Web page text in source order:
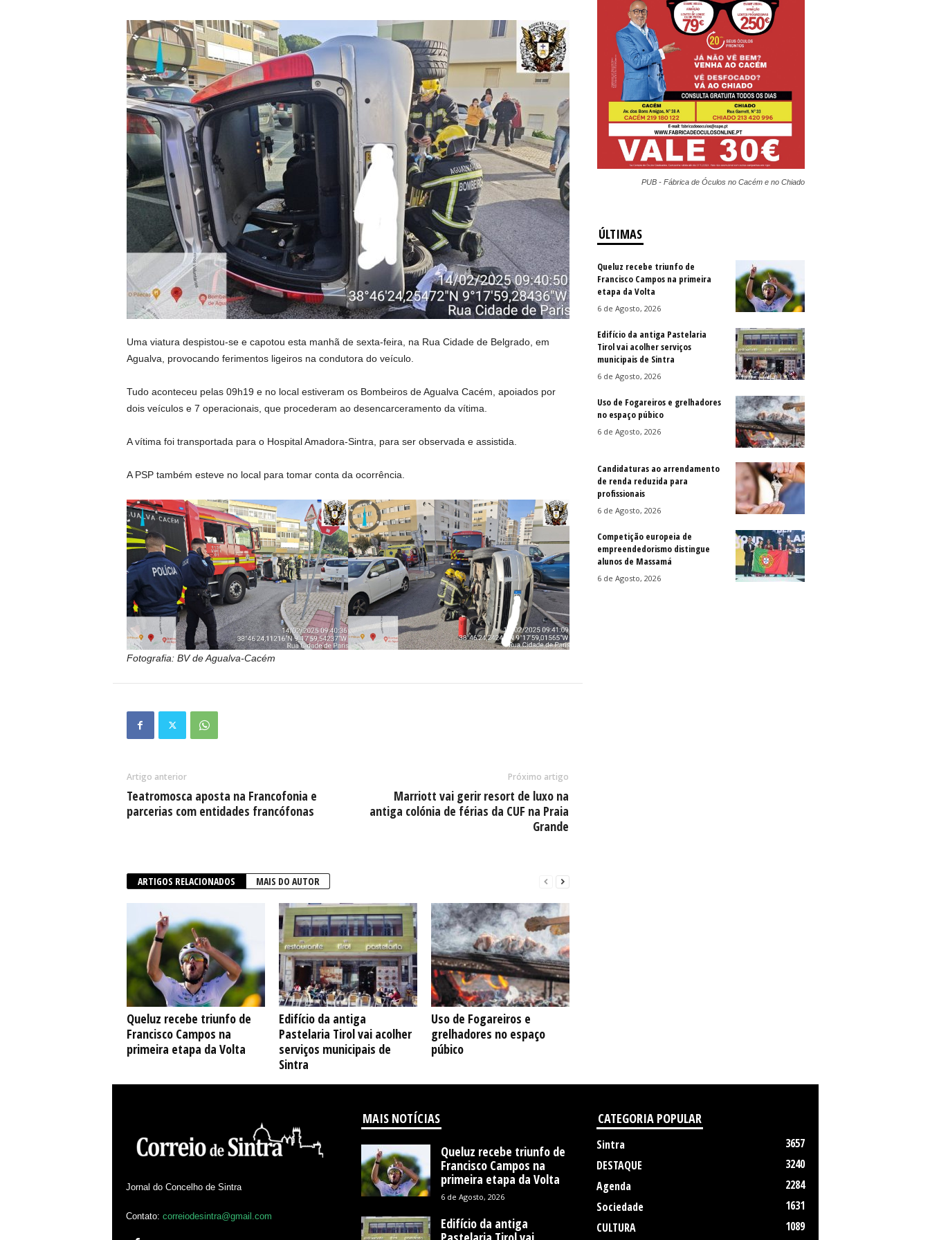
Uma viatura despistou-se e capotou esta manhã de sexta-feira, na Rua Cidade de Belgrado, em
Agualva, provocando ferimentos ligeiros na condutora do veículo.
Tudo aconteceu pelas 09h19 e no local estiveram os Bombeiros de Agualva Cacém, apoiados por
dois veículos e 7 operacionais, que procederam ao desencarceramento da vítima.
A vítima foi transportada para o Hospital Amadora-Sintra, para ser observada e assistida.
A PSP também esteve no local para tomar conta da ocorrência.
Fotografia: BV de Agualva-Cacém
Artigo anterior
Teatromosca aposta na Francofonia e
parcerias com entidades francófonas
Próximo artigo
Marriott vai gerir resort de luxo na
antiga colónia de férias da CUF na Praia
Grande
ARTIGOS RELACIONADOS MAIS DO AUTOR
Queluz recebe triunfo de
Francisco Campos na
primeira etapa da Volta
Edifício da antiga
Pastelaria Tirol vai acolher
serviços municipais de
Sintra
Uso de Fogareiros e
grelhadores no espaço
púbico
PUB - Fábrica de Óculos no Cacém e no Chiado
ÚLTIMAS
Queluz recebe triunfo de
Francisco Campos na primeira
etapa da Volta
6 de Agosto, 2026
Edifício da antiga Pastelaria
Tirol vai acolher serviços
municipais de Sintra
6 de Agosto, 2026
Uso de Fogareiros e grelhadores
no espaço púbico
6 de Agosto, 2026
Candidaturas ao arrendamento
de renda reduzida para
profissionais
6 de Agosto, 2026
Competição europeia de
empreendedorismo distingue
alunos de Massamá
6 de Agosto, 2026
Jornal do Concelho de Sintra
Contato: correiodesintra@gmail.com
MAIS NOTÍCIAS
Queluz recebe triunfo de
Francisco Campos na
primeira etapa da Volta
6 de Agosto, 2026
Edifício da antiga
CATEGORIA POPULAR
Sintra
3657
DESTAQUE
3240
Agenda
2284
Sociedade
1631
CULTURA
1089